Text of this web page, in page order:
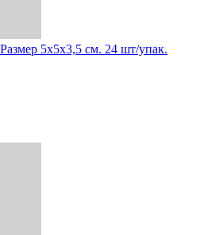
5x5x3,5 см. 24 шт/упак.